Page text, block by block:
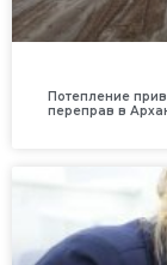
Потепление
переправ в